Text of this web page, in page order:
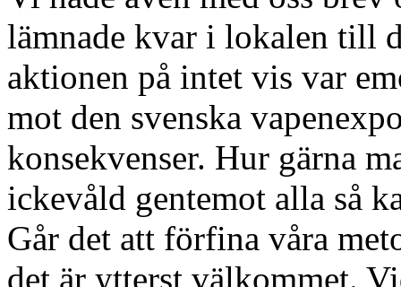
lämnade kvar i lokalen till
aktionen på intet vis var
mot den svenska
konsekvenser. Hur gärna
ickevåld gentemot alla så
Går det att förfina våra
det är ytterst välkommet.